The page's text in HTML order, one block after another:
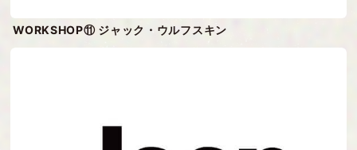
WORKSHOP⑪ ジャック・ウルフスキン